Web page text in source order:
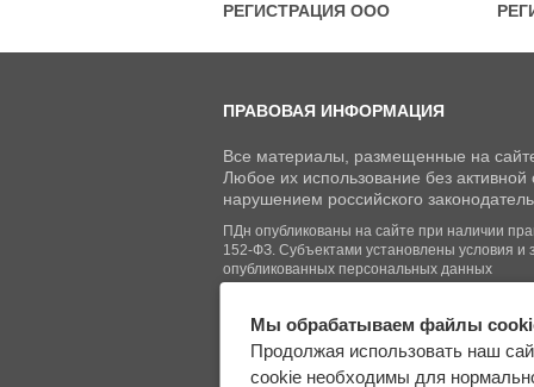
РЕГИСТРАЦИЯ ООО
ПРАВОВАЯ ИНФОРМАЦИЯ
Все материалы, размещенные на
Любое их использование без
нарушением российского
ПДн опубликованы на сайте при наличии
152-ФЗ. Субъектами установлены условия и
опубликованных персональных данных
© Regberry.ru, 2013–2026
Все права защищены
Мы обрабатываем файлы
Продолжая использовать наш
cookie необходимы для